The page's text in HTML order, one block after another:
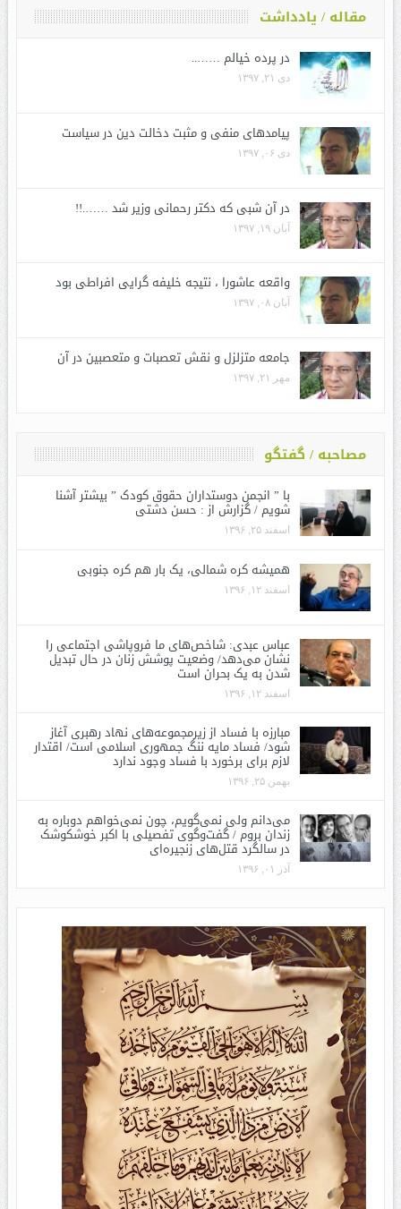
مقاله / یادداشت
در پرده خیالم ……..
دی ۲۱, ۱۳۹۷
پیامدهای منفی و مثبت دخالت دین در سیاست
دی ۰۶, ۱۳۹۷
در آن شبی که دکتر رحمانی وزیر شد …….!!
آبان ۱۹, ۱۳۹۷
واقعه عاشورا ، نتیجه خلیفه گرایی افراطی بود
آبان ۰۸, ۱۳۹۷
جامعه متزلزل و نقش تعصبات و متعصبین در آن
مهر ۲۱, ۱۳۹۷
مصاحبه / گفتگو
با ” انجمن دوستداران حقوق کودک ” بیشتر آشنا
شویم / گزارش از : حسن دشتی
اسفند ۲۵, ۱۳۹۶
همیشه کره شمالی، یک بار هم کره جنوبی
اسفند ۱۲, ۱۳۹۶
عباس عبدی: شاخص‌های ما فروپاشی اجتماعی را
نشان می‌دهد/ وضعیت پوشش زنان در حال تبدیل
شدن به یک بحران است
اسفند ۱۲, ۱۳۹۶
مبارزه با فساد از زیرمجموعه‌های نهاد رهبری آغاز
شود/ فساد مایه ننگ جمهوری اسلامی است/ اقتدار
لازم برای برخورد با فساد وجود ندارد
بهمن ۲۵, ۱۳۹۶
می‌دانم ولی نمی‌گویم، چون نمی‌خواهم دوباره به
زندان بروم / گفت‌وگوی تفصیلی با اکبر خوشکوشک
در سالگرد قتل‌های زنجیره‌ای
آذر ۰۱, ۱۳۹۶